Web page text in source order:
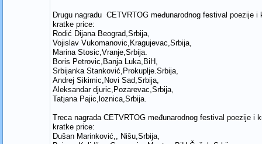
Drugu nagradu CETVRTOG međunarodnog festival
kratke price:
Rodić Dijana Beograd,Srbija,
Vojislav Vukomanovic,Kragujevac,Srbija,
Marina Stosic,Vranje,Srbija.
Boris Petrovic,Banja Luka,BiH,
Srbijanka Stanković,Prokuplje.Srbija,
Andrej Sikimic,Novi Sad,Srbija,
Aleksandar djuric,Pozarevac,Srbija,
Tatjana Pajic,loznica,Srbija.
Treca nagrada CETVRTOG međunarodnog festival poezije
kratke price:
Dušan Marinković,, Nišu,Srbija,